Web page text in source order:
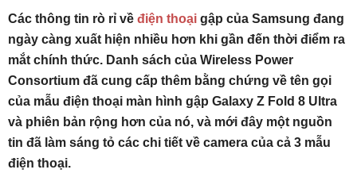
Các thông tin rò rỉ về điện thoại gập của Samsung đang
ngày càng xuất hiện nhiều hơn khi gần đến thời điểm ra
mắt chính thức. Danh sách của Wireless Power
Consortium đã cung cấp thêm bằng chứng về tên gọi
của mẫu điện thoại màn hình gập Galaxy Z Fold 8 Ultra
và phiên bản rộng hơn của nó, và mới đây một nguồn
tin đã làm sáng tỏ các chi tiết về camera của cả 3 mẫu
điện thoại.